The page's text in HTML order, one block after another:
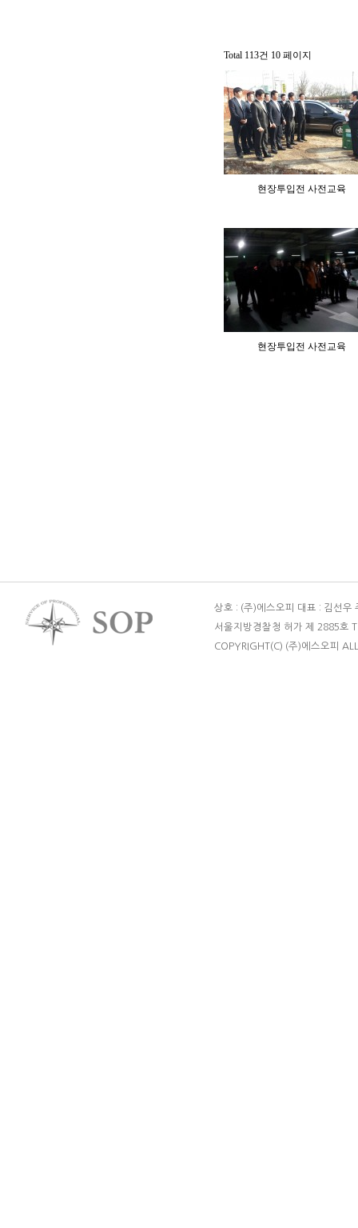
Total 113건 10 페이지
현장투입전 사전교육
현장투입전 사전교육
상호 : (주)에스오피 대표 : 김선
서울지방경찰청 허가 제 2885호
COPYRIGHT(C) (주)에스오피